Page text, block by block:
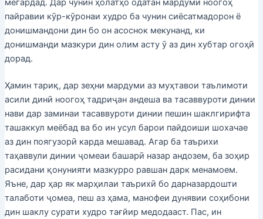
мегардад. Дар чунин ҳолатҳо одатан мардуми ноогоҳ
пайравии кӯр-кӯронаи худро ба чунин сиёсатмадорон ё
донишмандони дин бо он асоснок мекунанд, ки
донишманди мазкури дин олим асту ӯ аз дин хубтар огоҳӣ
дорад.
Ҳамин тариқ, дар зеҳни мардуми аз муҳтавои таълимоти
асили динӣ ноогоҳ тадриҷан андеша ва тасаввуроти динии
нави дар заминаи тасаввуроти динии пешин шаклгирифта
ташаккул меёбад ва бо ин усул барои пайдоиши шохачае
аз дин поягузорӣ карда мешавад. Агар ба таърихи
таҳаввули динии ҷомеаи башарӣ назар андозем, ба зоҳир
расидани қонунияти мазкурро равшан дарк менамоем.
Яъне, дар ҳар як марҳилаи таърихӣ бо дарназардошти
талаботи ҷомеа, пеш аз ҳама, манофеи дунявии соҳибони
дин шаклу сурати худро тағйир медодааст. Пас, ин